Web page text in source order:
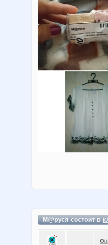
М@руся состоит в